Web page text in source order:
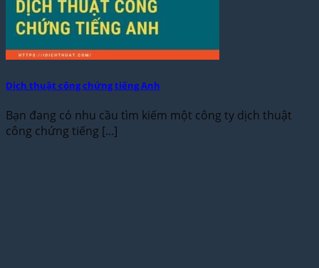
Dịch thuật công chứng tiếng Anh
Bạn đang có nhu cầu tìm kiếm một công ty dịch thuật
công chứng tiếng [...]